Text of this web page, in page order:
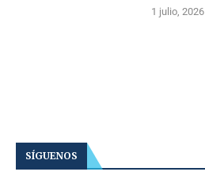
1 julio, 2026
SÍGUENOS